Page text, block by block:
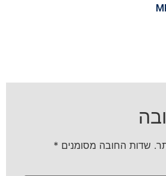
שדות החובה מסומנים *